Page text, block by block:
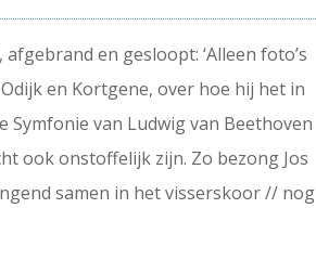
en gesloopt: ‘Alleen foto’s
en Kortgene, over hoe hij het in
Symfonie van Ludwig van Beethoven
ook onstoffelijk zijn. Zo bezong Jos
samen in het visserskoor // nog